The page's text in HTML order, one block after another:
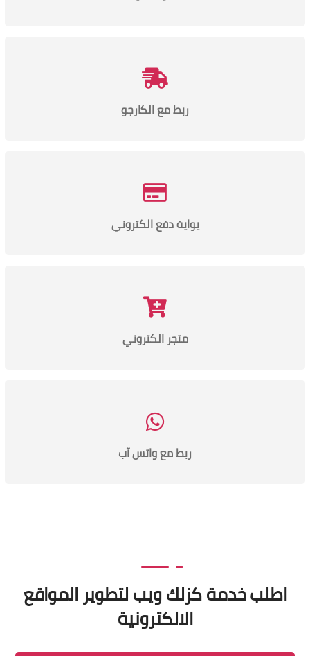
ربط مع الكارجو
يواية دفع الكتروني
متجر الكتروني
ربط مع واتس آب
اطلب خدمة كزلك ويب لتطوير المواقع
الالكترونية